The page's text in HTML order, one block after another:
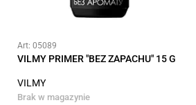
Art: 05089
VILMY PRIMER "BEZ ZAPACHU" 15 G
VILMY
Brak w magazynie